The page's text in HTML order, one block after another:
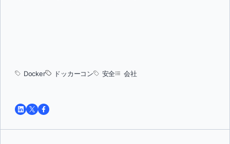
Docker ドッカーコン 安全 会社